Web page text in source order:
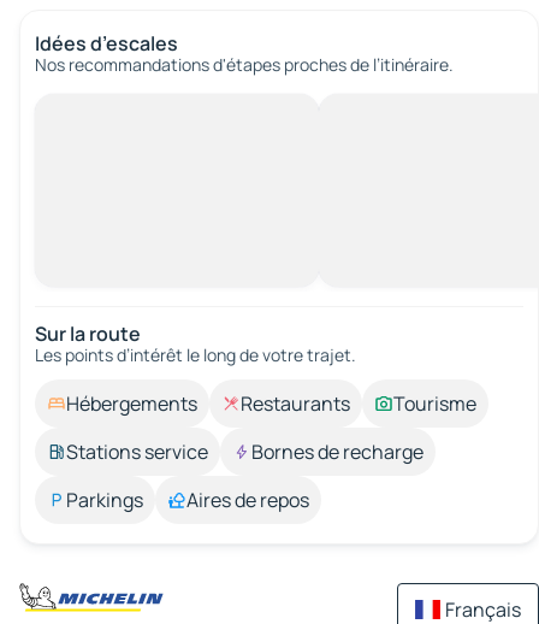
Idées d’escales
Nos recommandations d'étapes proches de l’itinéraire.
Sur la route
Les points d’intérêt le long de votre trajet.
Hébergements Restaurants
Tourisme
Stations service
Bornes de recharge
Parkings
Aires de repos
Français